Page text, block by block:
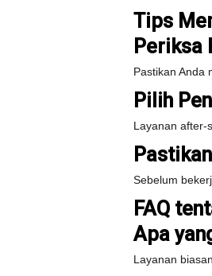
Tips
Periksa
Pastikan Anda
Pilih
Layanan after-
Sebelum
FAQ
Apa
Layanan